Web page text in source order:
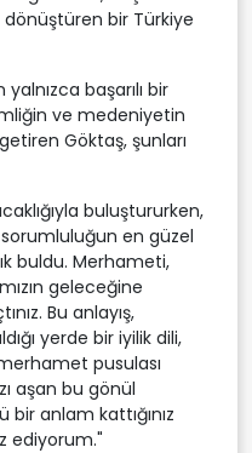
bir Türkiye
başarılı bir
ve medeniyetin
Göktaş, şunları
buluştururken,
en güzel
buldu. Merhameti,
geleceğine
Bu anlayış,
yerde bir iyilik dili,
pusulası
aşan bu gönül
anlam kattığınız
ediyorum."